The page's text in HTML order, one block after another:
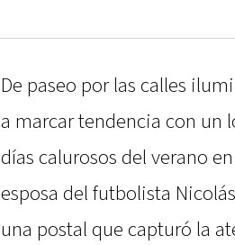
De paseo por las calles
a marcar tendencia con un
días calurosos del verano
esposa del futbolista
una postal que capturó la